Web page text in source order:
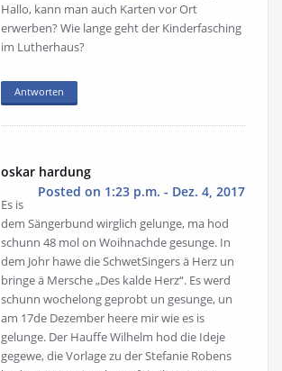
Hallo, kann man auch Karten vor Ort
erwerben? Wie lange geht der Kinderfasching
im Lutherhaus?
Antworten
oskar hardung
Posted on 1:23 p.m. - Dez. 4, 2017
Es is
dem Sängerbund wirglich gelunge, ma hod
schunn 48 mol on Woihnachde gesunge. In
dem Johr hawe die SchwetSingers ä Herz un
bringe ä Mersche „Des kalde Herz“. Es werd
schunn wochelong geprobt un gesunge, un
am 17de Dezember heere mir wie es is
gelunge. Der Hauffe Wilhelm hod die Ideje
gegewe, die Vorlage zu der Stefanie Robens